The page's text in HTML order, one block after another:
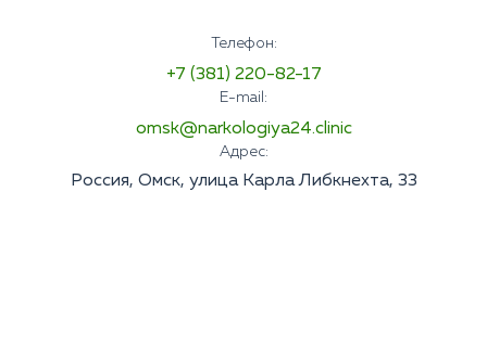
Телефон:
+7 (381) 220-82-17
E-mail:
omsk@narkologiya24.clinic
Адрес:
Россия, Омск, улица Карла Либкнехта, 33